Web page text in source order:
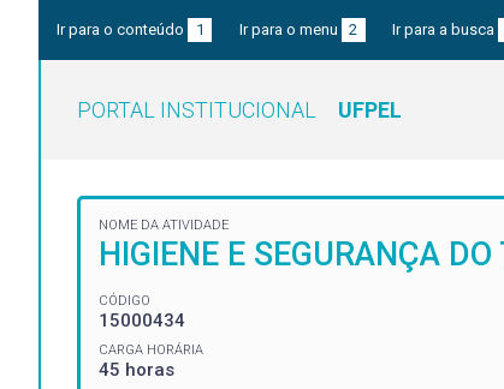
Ir para o conteúdo 1 Ir para o menu 2 Ir para a busca
PORTAL INSTITUCIONAL UFPEL
NOME DA ATIVIDADE
HIGIENE E SEGURANÇA
CÓDIGO
15000434
CARGA HORÁRIA
45 horas